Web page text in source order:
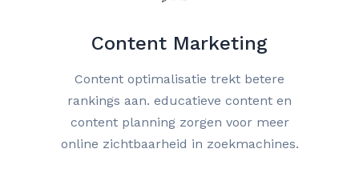
Content Marketing
Content optimalisatie trekt betere
rankings aan. educatieve content en
content planning zorgen voor meer
online zichtbaarheid in zoekmachines.